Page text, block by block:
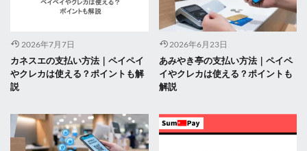
2026年7月7日
カネスエの支払い方法｜ペイペイ
やクレカは使える？ポイントも解
説
2026年6月23日
あみやき亭の支払い方法｜ペイペ
イやクレカは使える？ポイントも
解説